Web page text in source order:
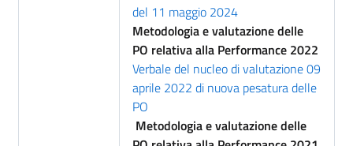
del 11 maggio 2024
Metodologia e valutazione delle
PO relativa alla Performance 2022
Verbale del nucleo di valutazione 09
aprile 2022 di nuova pesatura delle
PO
Metodologia e valutazione delle